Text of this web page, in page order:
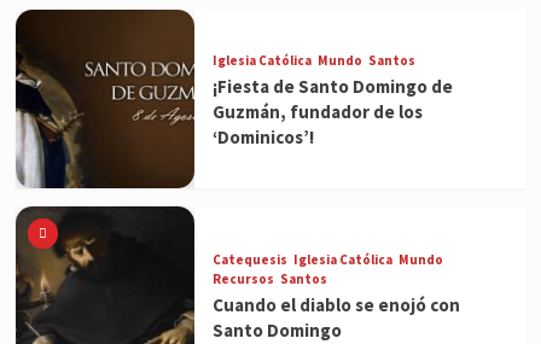
Iglesia Católica Mundo Santos
¡Fiesta de Santo Domingo de
Guzmán, fundador de los
‘Dominicos’!
Catequesis Iglesia Católica Mundo
Recursos Santos
Cuando el diablo se enojó con
Santo Domingo